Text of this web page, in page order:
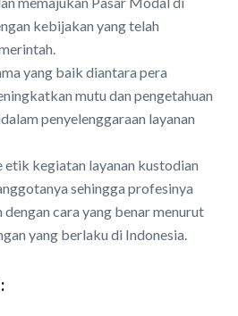
kebijakan yang telah
yang baik diantara pera
mutu dan pengetahuan
penyelenggaraan layanan
etik kegiatan layanan kustodian
sehingga profesinya
cara yang benar menurut
yang berlaku di Indonesia.